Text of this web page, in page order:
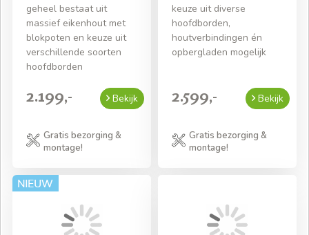
geheel bestaat uit
massief eikenhout met
blokpoten en keuze uit
verschillende soorten
hoofdborden
2.199,- Bekijk
Gratis bezorging &
montage!
keuze uit diverse
hoofdborden,
houtverbindingen én
opbergladen mogelijk
2.599,- Bekijk
Gratis bezorging &
montage!